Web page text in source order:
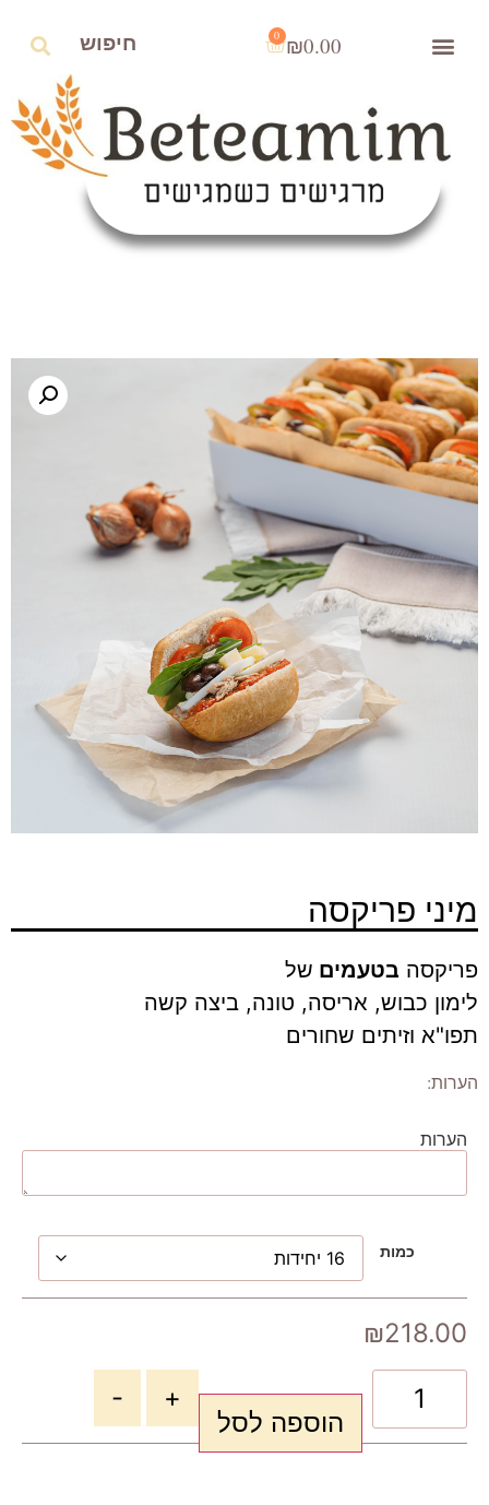
₪0.00
0
מיני פריקסה
פריקסה בטעמים של
לימון כבוש, אריסה, טונה, ביצה קשה
תפו"א וזיתים שחורים
הערות:
הערות
כמות
₪218.00
+
-
הוספה לסל